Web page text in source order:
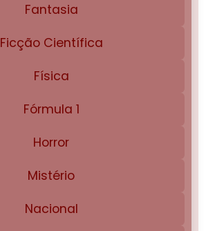
Fantasia
Ficção Científica
Física
Fórmula 1
Horror
Mistério
Nacional